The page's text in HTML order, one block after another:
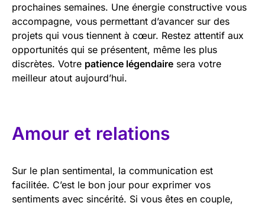
prochaines semaines. Une énergie constructive vous
accompagne, vous permettant d’avancer sur des
projets qui vous tiennent à cœur. Restez attentif aux
opportunités qui se présentent, même les plus
discrètes. Votre patience légendaire sera votre
meilleur atout aujourd’hui.
Amour et relations
Sur le plan sentimental, la communication est
facilitée. C’est le bon jour pour exprimer vos
sentiments avec sincérité. Si vous êtes en couple,